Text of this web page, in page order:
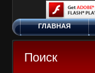
ПЯТНИЦА,
ГЛАВНАЯ
ДОБАВИТЬ
Поиск